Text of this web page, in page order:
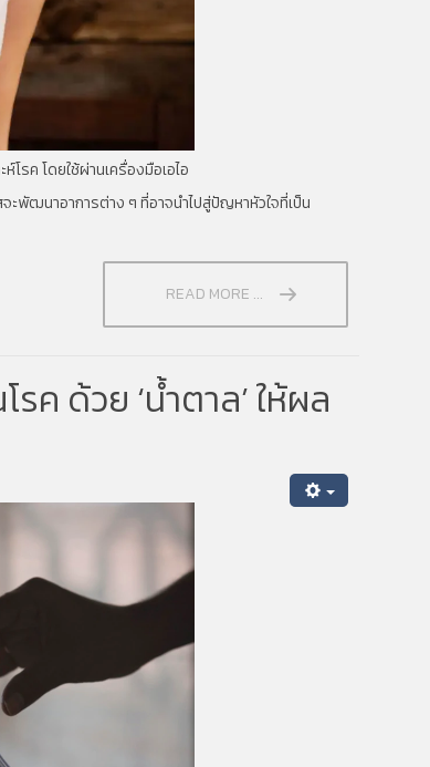
โรค โดยใช้ผ่านเครื่องมือเอไอ
ะพัฒนาอาการต่าง ๆ ที่อาจนำไปสู่ปัญหาหัวใจที่เป็น
READ MORE ...
ค ด้วย ‘น้ำตาล’ ให้ผล